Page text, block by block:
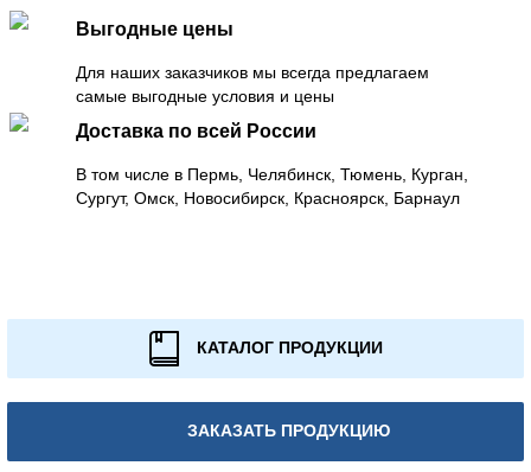
Выгодные цены
Для наших заказчиков мы всегда предлагаем
самые выгодные условия и цены
Доставка по всей России
В том числе в Пермь, Челябинск, Тюмень, Курган,
Сургут, Омск, Новосибирск, Красноярск, Барнаул
КАТАЛОГ ПРОДУКЦИИ
ЗАКАЗАТЬ ПРОДУКЦИЮ